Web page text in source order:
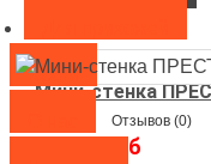
Кухни
Мини-стенка
Отзывов (0)
14 350 Руб